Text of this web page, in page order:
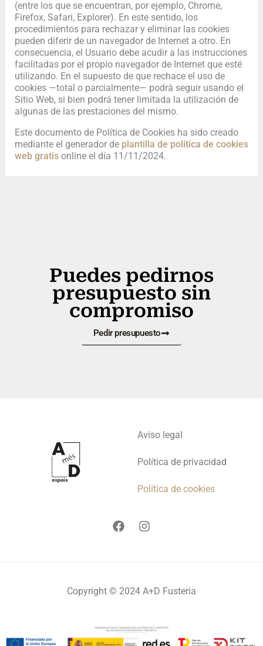
(entre los que se encuentran, por ejemplo, Chrome,
Firefox, Safari, Explorer). En este sentido, los
procedimientos para rechazar y eliminar las cookies
pueden diferir de un navegador de Internet a otro. En
consecuencia, el Usuario debe acudir a las instrucciones
facilitadas por el propio navegador de Internet que esté
utilizando. En el supuesto de que rechace el uso de
cookies —total o parcialmente— podrá seguir usando el
Sitio Web, si bien podrá tener limitada la utilización de
algunas de las prestaciones del mismo.
Este documento de Política de Cookies ha sido creado
mediante el generador de plantilla de política de cookies
web gratisonline el día 11/11/2024.
Puedes pedirnos
presupuesto sin
compromiso
Pedir presupuesto
Aviso legal
Política de privacidad
Política de cookies
F
a
o
I
n
r
Copyright © 2024 A+D Fusteria